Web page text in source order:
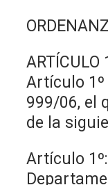
ARTÍCULO
Artículo 1º
999/06, el
de la
Artículo 1º: